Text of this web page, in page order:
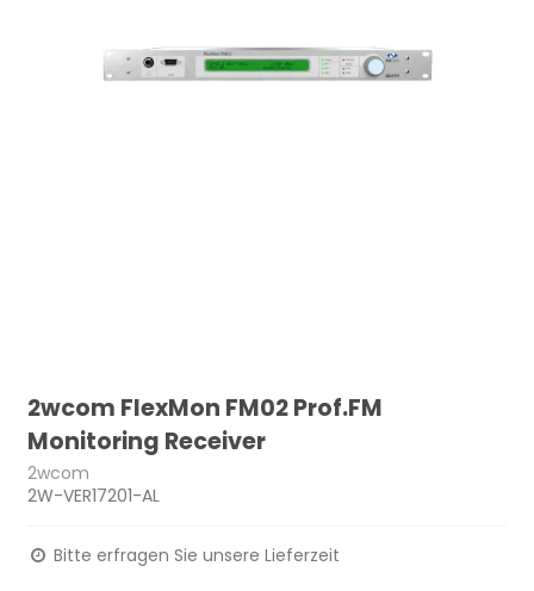
2wcom FlexMon FM02 Prof.FM
Monitoring Receiver
2wcom
2W-VER17201-AL
Bitte erfragen Sie unsere Lieferzeit